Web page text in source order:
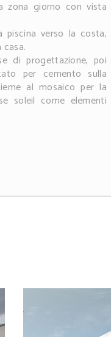
zona giorno con vista
piscina verso la costa,
di progettazione, poi
per cemento sulla
al mosaico per la
soleil come elementi